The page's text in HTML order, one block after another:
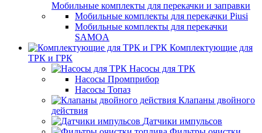
Мобильные комплекты для перекачки и заправки
Мобильные комплекты для перекачки Piusi
Мобильные комплекты для перекачки
SAMOA
Комплектующие для
ТРК и ГРК
Насосы для ТРК
Насосы Промприбор
Насосы Топаз
Клапаны двойного
действия
Датчики импульсов